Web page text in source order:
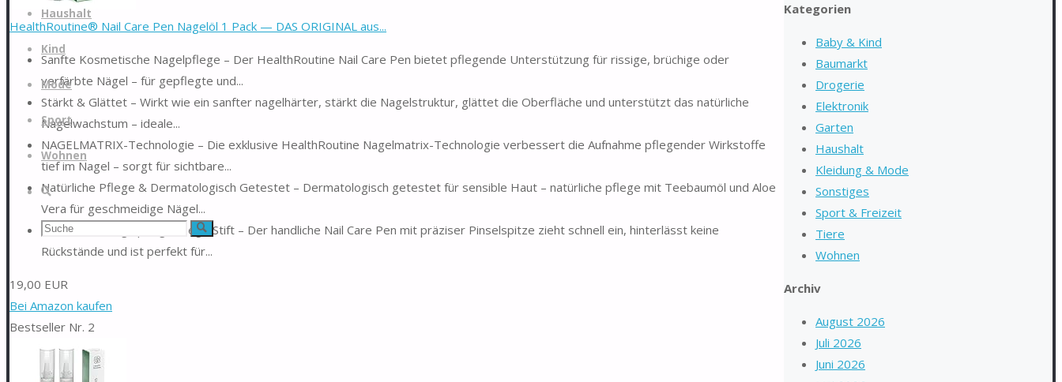
Haushalt
Kind
Mode
Sport
Wohnen
Suche
Suchen Suche
HealthRoutine® Nail Care Pen Nagelöl 1 Pack — DAS ORIGINAL aus...
Sanfte Kosmetische Nagelpflege – Der HealthRoutine Nail Care Pen bietet pflegende Unterstützung für rissige, brüchige oder
verfärbte Nägel – für gepflegte und...
Stärkt & Glättet – Wirkt wie ein sanfter nagelhärter, stärkt die Nagelstruktur, glättet die Oberfläche und unterstützt das natürliche
Nagelwachstum – ideale...
NAGELMATRIX-Technologie – Die exklusive HealthRoutine Nagelmatrix-Technologie verbessert die Aufnahme pflegender Wirkstoffe
tief im Nagel – sorgt für sichtbare...
Natürliche Pflege & Dermatologisch Getestet – Dermatologisch getestet für sensible Haut – natürliche pflege mit Teebaumöl und Aloe
Vera für geschmeidige Nägel...
Praktischer NagelpflegePflege Stift – Der handliche Nail Care Pen mit präziser Pinselspitze zieht schnell ein, hinterlässt keine
Rückstände und ist perfekt für...
19,00 EUR
Bei Amazon kaufen
Bestseller Nr. 2
Kategorien
Baby & Kind
Baumarkt
Drogerie
Elektronik
Garten
Haushalt
Kleidung & Mode
Sonstiges
Sport & Freizeit
Tiere
Wohnen
Archiv
August 2026
Juli 2026
Juni 2026